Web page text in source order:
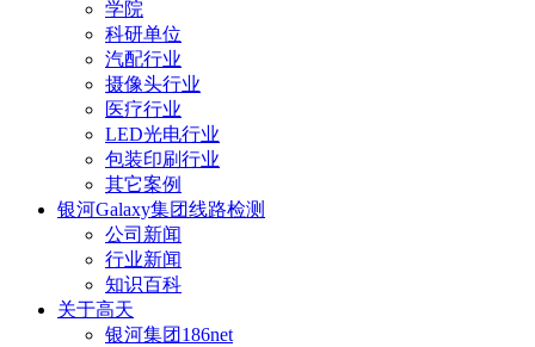
学院
科研单位
汽配行业
摄像头行业
医疗行业
LED光电行业
包装印刷行业
其它案例
银河Galaxy集团线路检测
公司新闻
行业新闻
知识百科
关于高天
银河集团186net